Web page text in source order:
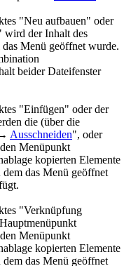
"Neu aufbauen" oder
wird der Inhalt des
Menü geöffnet wurde.
beider Dateifenster
"Einfügen" oder der
die (über die
Ausschneiden", oder
Menüpunkt
kopierten Elemente
das Menü geöffnet
"Verknüpfung
Menüpunkt
kopierten Elemente
das Menü geöffnet